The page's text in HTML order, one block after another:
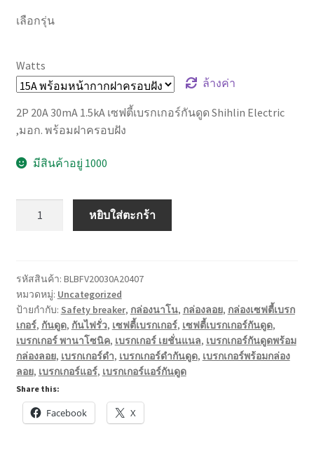
เลือกรุ่น
Watts
ล้างค่า
2P 20A 30mA 1.5kA เซฟตี้เบรกเกอร์กันดูด Shihlin Electric
,มอก. พร้อมฝาครอบฝัง
มีสินค้าอยู่ 1000
Safety
Breaker
RCBO
มี
มอก.
กัน
ดูด
หยิบใส่ตะกร้า
รหัสสินค้า: BLBFV20030A20407
หมวดหมู่: Uncategorized
ป้ายกำกับ: Safety breaker, กล่องนาโน, กล่องลอย, กล่องเซฟตี้เบรก
เกอร์, กันดูด, กันไฟรั่ว, เซฟตี้เบรกเกอร์, เซฟตี้เบรกเกอร์กันดูด,
เบรกเกอร์ พานาโซนิค, เบรกเกอร์ เยชั่นแนล, เบรกเกอร์กันดูดพร้อม
กล่องลอย, เบรกเกอร์ดำ, เบรกเกอร์ดำกันดูด, เบรกเกอร์พร้อมกล่อง
ลอย, เบรกเกอร์แอร์, เบรกเกอร์แอร์กันดูด
Share this:
Facebook X